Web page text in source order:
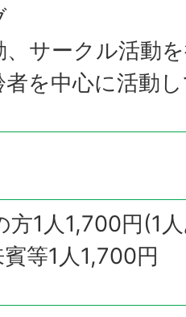
、サークル活動
者を中心に活動
方1人1,700円(1
等1人1,700円